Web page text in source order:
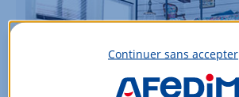
Continuer sans accepter